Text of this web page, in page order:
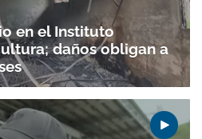
en el Instituto
daños obligan a